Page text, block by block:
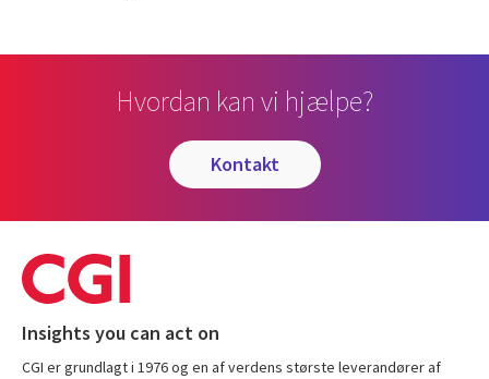
Hvordan kan vi hjælpe?
kontakt
Insights you can act on
CGI er grundlagt i 1976 og en af verdens største leverandører af